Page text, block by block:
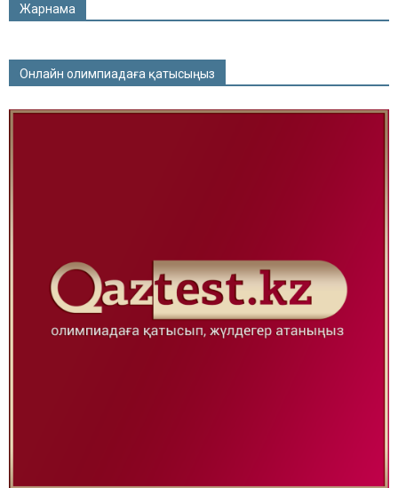
Жарнама
Онлайн олимпиадаға қатысыңыз